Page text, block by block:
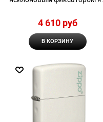
4 610 руб
В КОРЗИНУ